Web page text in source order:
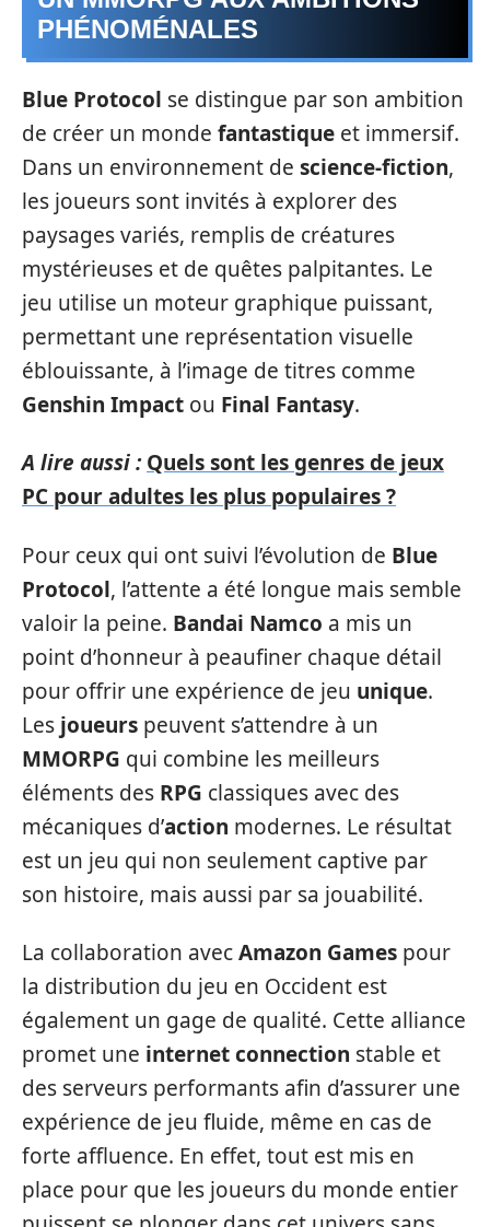
PHÉNOMÉNALES
Blue Protocol se distingue par son ambition
de créer un monde fantastique et immersif.
Dans un environnement de science-fiction,
les joueurs sont invités à explorer des
paysages variés, remplis de créatures
mystérieuses et de quêtes palpitantes. Le
jeu utilise un moteur graphique puissant,
permettant une représentation visuelle
éblouissante, à l’image de titres comme
Genshin Impact ou Final Fantasy.
A lire aussi : Quels sont les genres de jeux
PC pour adultes les plus populaires ?
Pour ceux qui ont suivi l’évolution de Blue
Protocol, l’attente a été longue mais semble
valoir la peine. Bandai Namco a mis un
point d’honneur à peaufiner chaque détail
pour offrir une expérience de jeu unique.
Les joueurs peuvent s’attendre à un
MMORPG qui combine les meilleurs
éléments des RPG classiques avec des
mécaniques d’action modernes. Le résultat
est un jeu qui non seulement captive par
son histoire, mais aussi par sa jouabilité.
La collaboration avecAmazon Games pour
la distribution du jeu en Occident est
également un gage de qualité. Cette alliance
promet une internet connection stable et
des serveurs performants afin d’assurer une
expérience de jeu fluide, même en cas de
forte affluence. En effet, tout est mis en
place pour que les joueurs du monde entier